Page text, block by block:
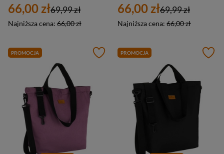
66,00 zł
Najniższa cena: 66,00 zł
69,99 zł 66,00 zł
Najniższa cena: 66,00 zł
69,99 zł
PROMOCJA PROMOCJA